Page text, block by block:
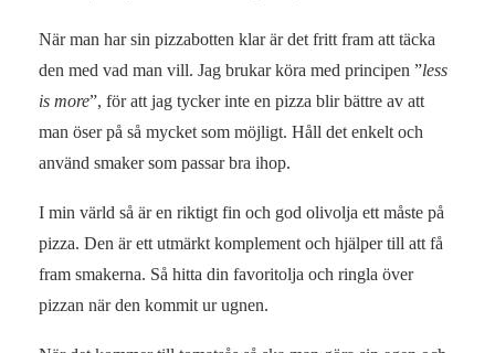
När man har sin pizzabotten klar är det fritt fram att täcka
den med vad man vill. Jag brukar köra med principen ”less
is more”, för att jag tycker inte en pizza blir bättre av att
man öser på så mycket som möjligt. Håll det enkelt och
använd smaker som passar bra ihop.
I min värld så är en riktigt fin och god olivolja ett måste på
pizza. Den är ett utmärkt komplement och hjälper till att få
fram smakerna. Så hitta din favoritolja och ringla över
pizzan när den kommit ur ugnen.